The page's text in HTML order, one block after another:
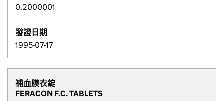
0.2000001
發證日期
1995-07-17
補血膜衣錠
FERACON F.C. TABLETS